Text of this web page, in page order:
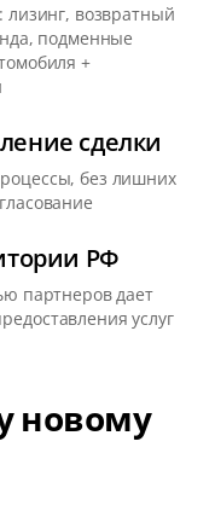
лизинг, возвратный
подменные
+
сделки
без лишних
РФ
партнеров дает
услуг
новому